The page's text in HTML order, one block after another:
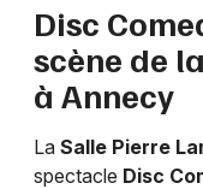
Humour en
Humour en
Humour en
Disc
scène de
à Annecy
La Salle Pierre
spectacle Disc